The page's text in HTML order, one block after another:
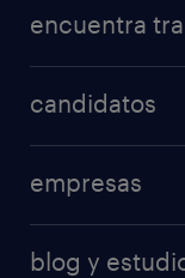
encuentra
candidatos
empresas
blog y